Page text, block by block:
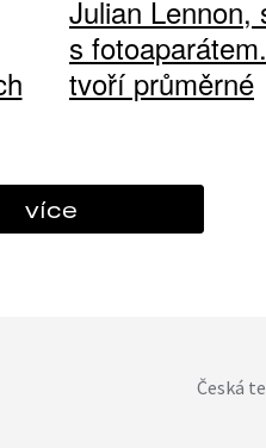
Julian Lennon,
s
tvoří průměrné
více
Česká